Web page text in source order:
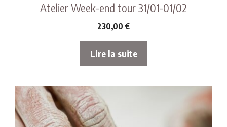
Atelier Week-end tour 31/01-01/02
230,00 €
Lire la suite